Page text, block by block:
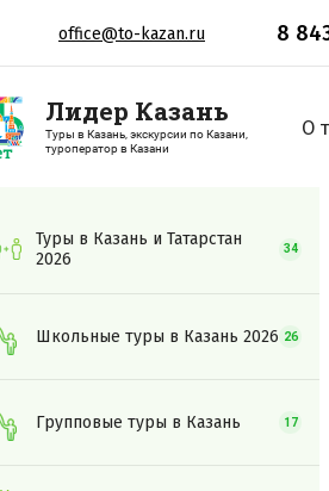
office@to-kazan.ru 8
Лидер Казань
Туры в Казань, экскурсии по Казани,
туроператор в Казани
О
Туры в Казань и Татарстан
2026
34
Школьные туры в Казань 2026 26
Групповые туры в Казань 17